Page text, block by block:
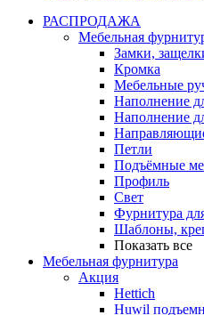
РАСПРОДАЖА
Мебельная
Замки,
Кромка
Мебельные
Наполнение
Наполнение
Петли
Подъёмные
Профиль
Свет
Фурнитура
Шаблоны,
Показать все
Мебельная фурнитура
Акция
Hettich
Huwil